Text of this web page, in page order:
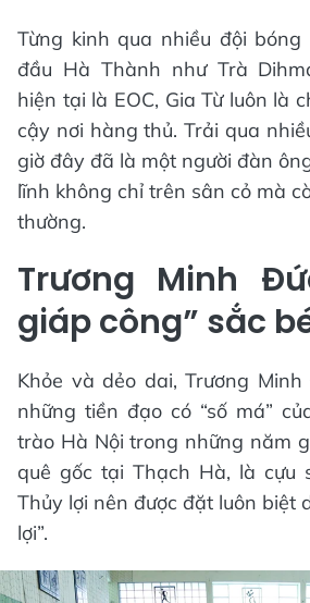
Từng kinh qua nhiều đội
đầu Hà Thành như Trà
hiện tại là EOC, Gia Từ luôn là
cậy nơi hàng thủ. Trải qua
giờ đây đã là một người đàn
lĩnh không chỉ trên sân cỏ mà
thường.
Trương Minh
giáp công” sắc
Khỏe và dẻo dai, Trương
những tiền đạo có “số má”
trào Hà Nội trong những năm
quê gốc tại Thạch Hà, là cựu
Thủy lợi nên được đặt luôn biệt
lợi”.